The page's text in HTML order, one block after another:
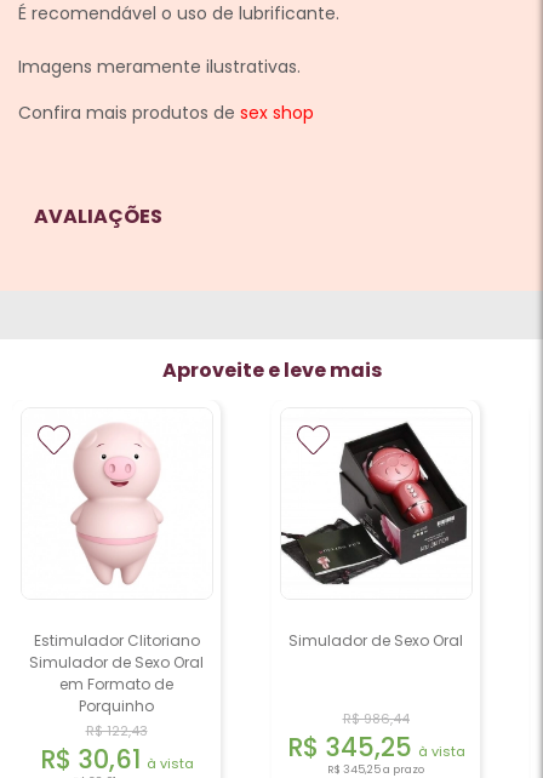
É recomendável o uso de lubrificante.
Imagens meramente ilustrativas.
Confira mais produtos de sex shop
AVALIAÇÕES
Aproveite e leve mais
Simulador de Sexo Oral
R$ 986,44
R$ 345,25
R$ 345,25a prazo
Sugador de Clitoris e
R$ 58,30
R$ 20,41 à vista
R$ 20,41a prazo